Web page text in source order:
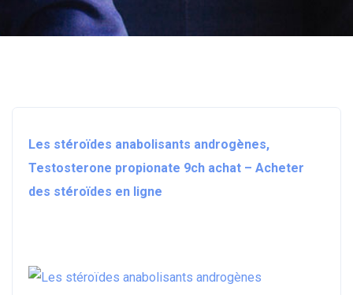
Les stéroïdes anabolisants androgènes,
Testosterone propionate 9ch achat – Acheter
des stéroïdes en ligne